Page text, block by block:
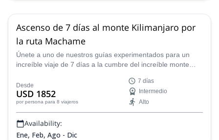
Ascenso de 7 días al monte Kilimanjaro por
la ruta Machame
Únete a uno de nuestros guías experimentados para un
increíble viaje de 7 días a la cumbre del increíble monte
Desde
USD 1852
por persona para 8 viajeros
7 días
Intermedio
Alto
Availability:
Ene, Feb, Ago - Dic